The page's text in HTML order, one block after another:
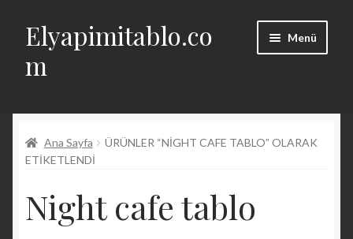
Dolaşıma
geç
İçeriğe
geç
Elyapimitablo.co
m
Menü
menüyü
genişlet
Hesabım
Alt
İletişim
Ana Sayfa
ÜRÜNLER “NIGHT CAFE TABLO” OLARAK
ETIKETLENDI
Night cafe tablo